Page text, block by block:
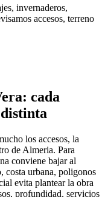
invernaderos,
accesos, terreno
cada
los accesos, la
de Almeria. Para
conviene bajar al
costa urbana, poligonos
evita plantear la obra
profundidad, servicios